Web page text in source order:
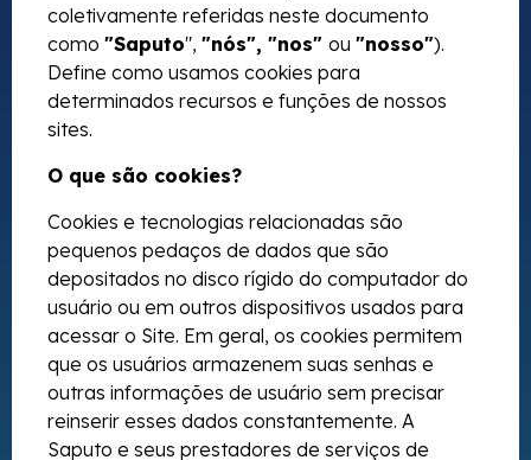
coletivamente referidas neste documento
como "Saputo", "nós", "nos" ou "nosso").
Define como usamos cookies para
determinados recursos e funções de nossos
sites.
O que são cookies?
Cookies e tecnologias relacionadas são
pequenos pedaços de dados que são
depositados no disco rígido do computador do
usuário ou em outros dispositivos usados para
acessar o Site. Em geral, os cookies permitem
que os usuários armazenem suas senhas e
outras informações de usuário sem precisar
reinserir esses dados constantemente. A
Saputo e seus prestadores de serviços de